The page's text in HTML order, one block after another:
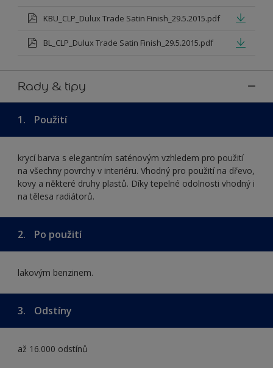
KBU_CLP_Dulux Trade Satin Finish_29.5.2015.pdf
BL_CLP_Dulux Trade Satin Finish_29.5.2015.pdf
Rady & tipy
1. Použití
krycí barva s elegantním saténovým vzhledem pro použití
na všechny povrchy v interiéru. Vhodný pro použití na dřevo,
kovy a některé druhy plastů. Díky tepelné odolnosti vhodný i
na tělesa radiátorů.
2. Po použití
lakovým benzinem.
3. Odstíny
až 16.000 odstínů